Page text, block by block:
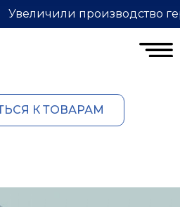
Увеличили производство
К ТОВАРАМ